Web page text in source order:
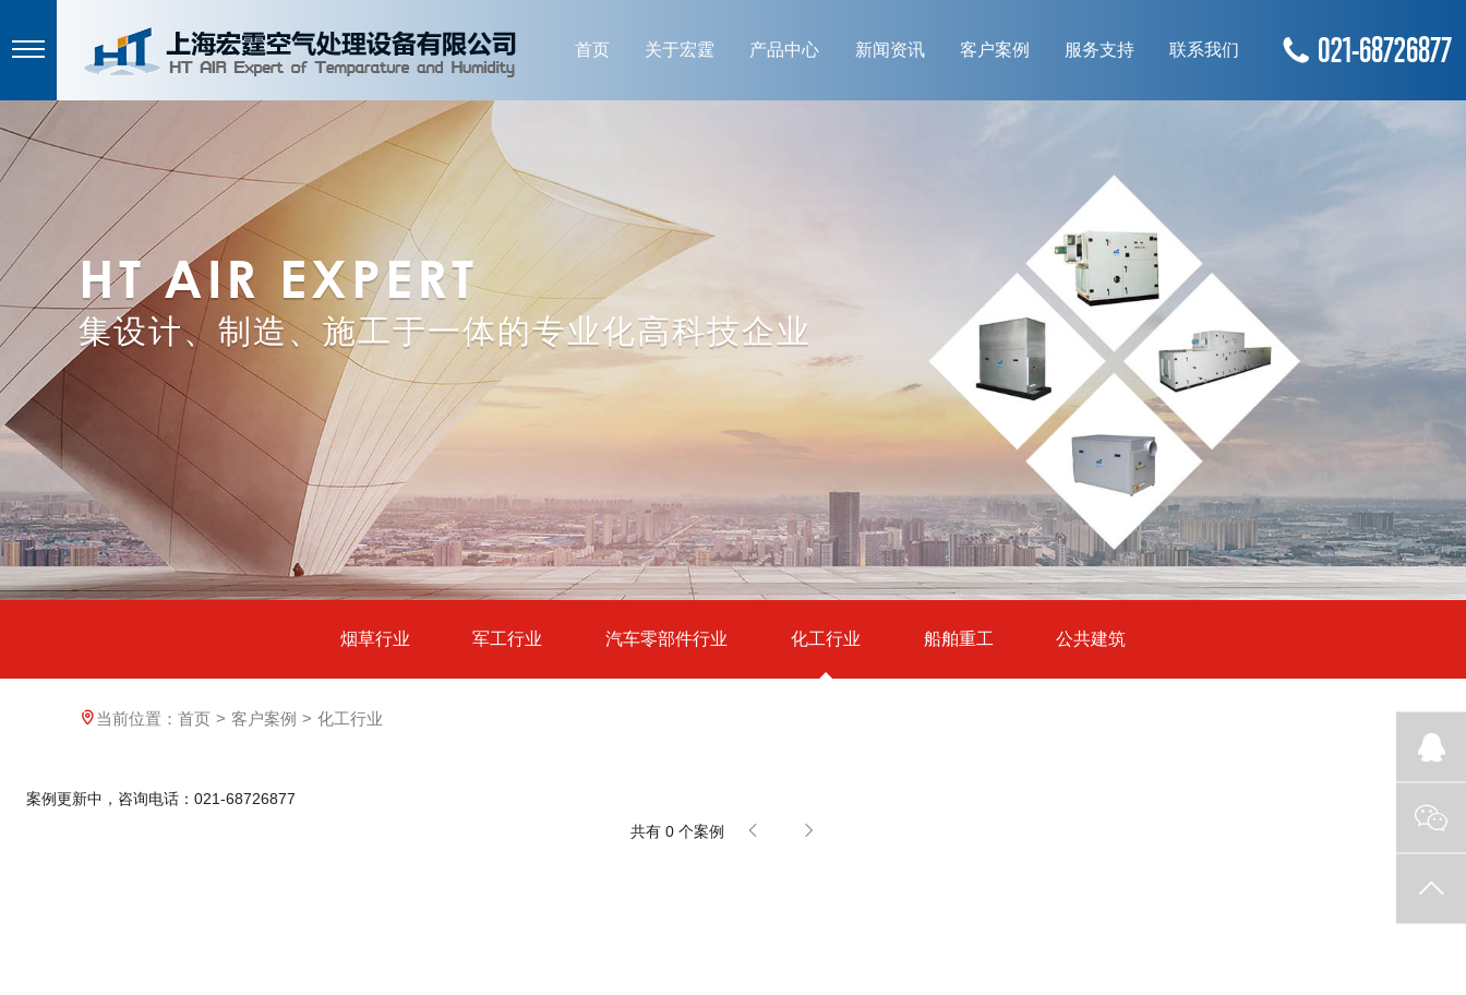
首页 关于宏霆 产品中心 新闻资讯 客户案例 服务支持 联系我们 021-68726877
HT AIR EXPERT
集设计、制造、施工于一体的专业化高科技企业
烟草行业 军工行业 汽车零部件行业 化工行业 船舶重工 公共建筑
当前位置： 首页 > 客户案例 > 化工行业
案例更新中，咨询电话：021-68726877
共有 0 个案例